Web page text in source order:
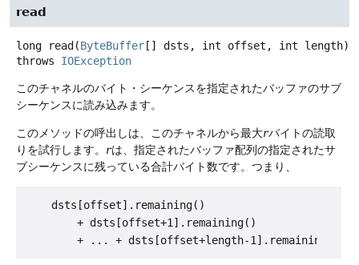
read
long read (ByteBuffer [] dsts, int offset, int length)
throws IOException
このチャネルのバイト・シーケンスを指定されたバッファのサブ
シーケンスに読み込みます。
このメソッドの呼出しは、このチャネルから最大rバイトの読取
りを試行します。 rは、指定されたバッファ配列の指定されたサ
ブシーケンスに残っている合計バイト数です。つまり、
    dsts[offset].remaining()
        + dsts[offset+1].remaining()